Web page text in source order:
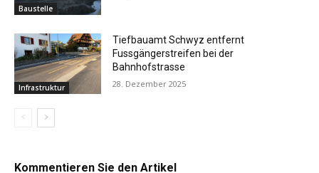
Baustelle
Infrastruktur
Tiefbauamt Schwyz entfernt
Fussgängerstreifen bei der
Bahnhofstrasse
28. Dezember 2025
Kommentieren Sie den Artikel